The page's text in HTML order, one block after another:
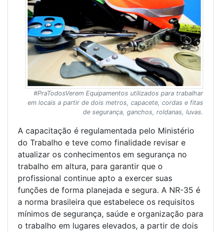
#PraTodosVerem Equipamentos utilizados para trabalhar
em locais a partir de dois metros, capacete, cordas e fitas
de segurança, ganchos, roldanas, luvas.
A capacitação é regulamentada pelo Ministério
do Trabalho e teve como finalidade revisar e
atualizar os conhecimentos em segurança no
trabalho em altura, para garantir que o
profissional continue apto a exercer suas
funções de forma planejada e segura. A NR-35 é
a norma brasileira que estabelece os requisitos
mínimos de segurança, saúde e organização para
o trabalho em lugares elevados, a partir de dois